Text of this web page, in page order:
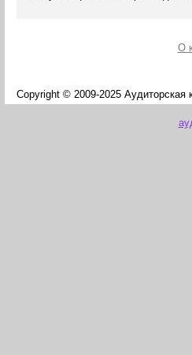
О
Copyright © 2009-2025 Аудиторская